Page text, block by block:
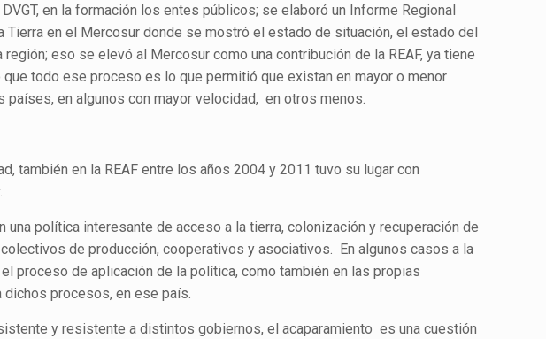
en la formación los entes públicos; se elaboró un Informe Regional
en el Mercosur donde se mostró el estado de situación, el estado del
eso se elevó al Mercosur como una contribución de la REAF, ya tiene
todo ese proceso es lo que permitió que existan en mayor o menor
en algunos con mayor velocidad, en otros menos.
también en la REAF entre los años 2004 y 2011 tuvo su lugar con
una política interesante de acceso a la tierra, colonización y recuperación de
de producción, cooperativos y asociativos. En algunos casos a la
proceso de aplicación de la política, como también en las propias
procesos, en ese país.
y resistente a distintos gobiernos, el acaparamiento es una cuestión